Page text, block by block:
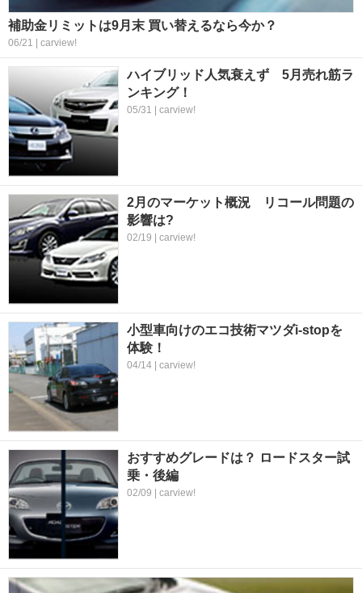
補助金リミットは9月末 買い替えるなら今か？
06/21 | carview!
ハイブリッド人気衰えず 5月売れ筋ラ
ンキング！
05/31 | carview!
2月のマーケット概況 リコール問題の
影響は?
02/19 | carview!
小型車向けのエコ技術マツダi-stopを
体験！
04/14 | carview!
おすすめグレードは？ ロードスター試
乗・後編
02/09 | carview!